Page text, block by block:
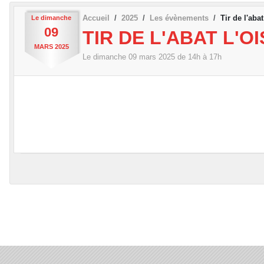
Le dimanche
09
MARS 2025
Accueil 2025 Les évènements Tir de
TIR DE L'ABAT
Le dimanche 09 mars 2025 de 14h à 17h